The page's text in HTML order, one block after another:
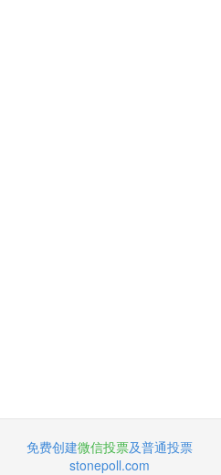
免费创建微信投票及普通投票
stonepoll.com